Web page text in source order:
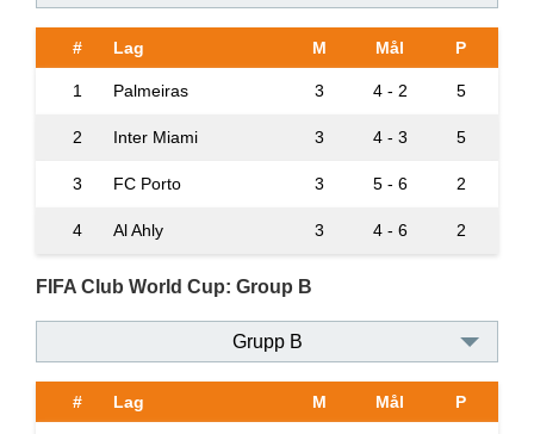
# Lag M Mål P
1 Palmeiras 3 4 - 2 5
2 Inter Miami 3 4 - 3 5
3 FC Porto 3 5 - 6 2
4 Al Ahly 3 4 - 6 2
FIFA Club World Cup: Group B
Grupp B
# Lag M Mål P